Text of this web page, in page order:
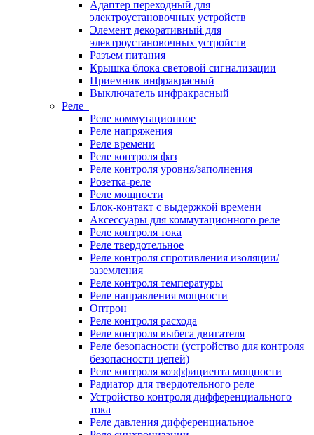
Адаптер переходный для
электроустановочных устройств
Элемент декоративный для
электроустановочных устройств
Разъем питания
Крышка блока световой сигнализации
Приемник инфракрасный
Выключатель инфракрасный
Реле
Реле коммутационное
Реле напряжения
Реле времени
Реле контроля фаз
Реле контроля уровня/заполнения
Розетка-реле
Реле мощности
Блок-контакт с выдержкой времени
Аксессуары для коммутационного реле
Реле контроля тока
Реле твердотельное
Реле контроля спротивления изоляции/
заземления
Реле контроля температуры
Реле направления мощности
Оптрон
Реле контроля расхода
Реле контроля выбега двигателя
Реле безопасности (устройство для контроля
безопасности цепей)
Реле контроля коэффициента мощности
Радиатор для твердотельного реле
Устройство контроля дифференциального
тока
Реле давления дифференциальное